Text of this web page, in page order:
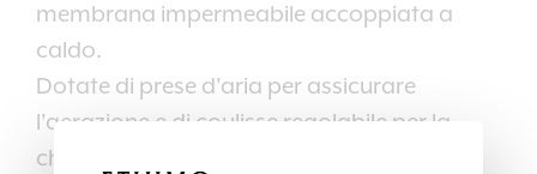
membrana impermeabile accoppiata a
caldo.
Dotate di prese d'aria per assicurare
l'aerazione e di coulisse regolabile per la
chiusura.